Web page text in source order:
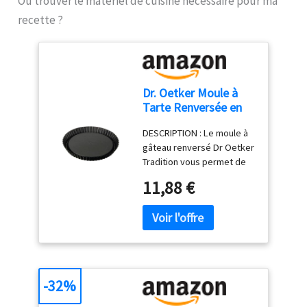
recette ?
Dr. Oetker Moule à
Tarte Renversée en
cm
DESCRIPTION : Le moule à
gâteau renversé Dr Oetker
Tradition vous permet de
tartes sucrées ou salés et
de vos gâteaux.
Antiadhésif et présentant
une excellente
conductivité thermique, il
préparations. LE PETIT + :
11,88 €
-32%